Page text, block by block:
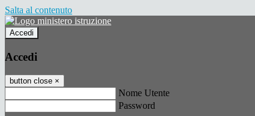
Salta al contenuto
Accedi
Accedi
button close ×
Nome Utente
Password